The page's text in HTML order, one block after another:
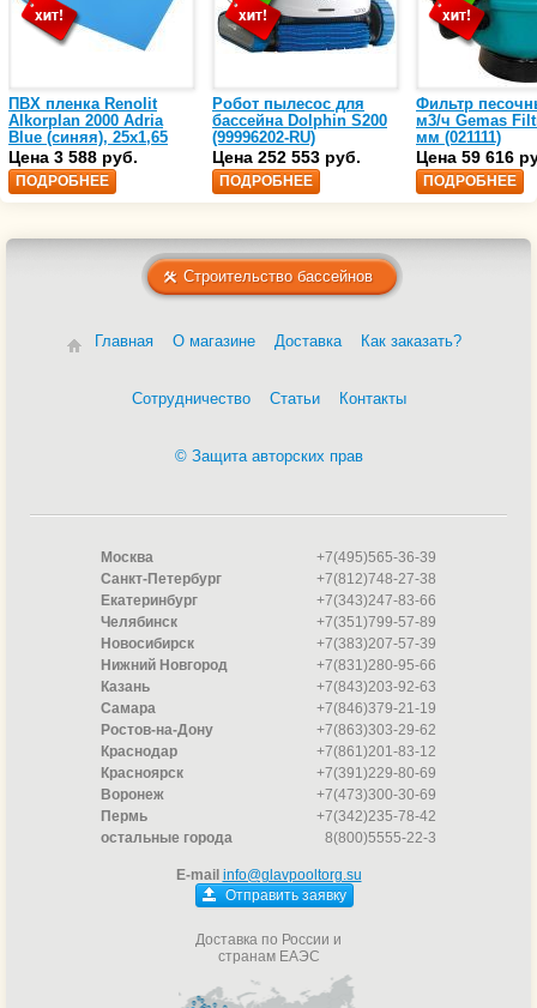
ПВХ пленка Renolit
Alkorplan 2000 Adria
Blue (синяя), 25х1,65
(35216203)
Цена 3 588 руб.
ПОДРОБНЕЕ
Робот пылесос для
бассейна Dolphin S200
(99996202-RU)
Цена 252 553 руб.
ПОДРОБНЕЕ
Фильтр
м3/ч Gemas
мм (021111)
Цена 59 616
ПОДРОБНЕЕ
Строительство бассейнов
Главная О магазине Доставка Как заказать?
Сотрудничество Статьи Контакты
© Защита авторских прав
Москва
+7(495)565-36-39
Санкт-Петербург
+7(812)748-27-38
Екатеринбург
+7(343)247-83-66
Челябинск
+7(351)799-57-89
Новосибирск
+7(383)207-57-39
Нижний Новгород
+7(831)280-95-66
Казань
+7(843)203-92-63
Самара
+7(846)379-21-19
Ростов-на-Дону
+7(863)303-29-62
Краснодар
+7(861)201-83-12
Красноярск
+7(391)229-80-69
Воронеж
+7(473)300-30-69
Пермь
+7(342)235-78-42
остальные города
8(800)5555-22-3
E-mail info@glavpooltorg.su
Отправить заявку
Доставка по России и
странам ЕАЭС